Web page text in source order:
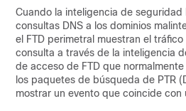
Cuando la inteligencia de
consultas DNS a los dominios
el FTD perimetral muestran el
consulta a través de la inteligencia
de acceso de FTD que
los paquetes de búsqueda de PTR
mostrar un evento que coincide